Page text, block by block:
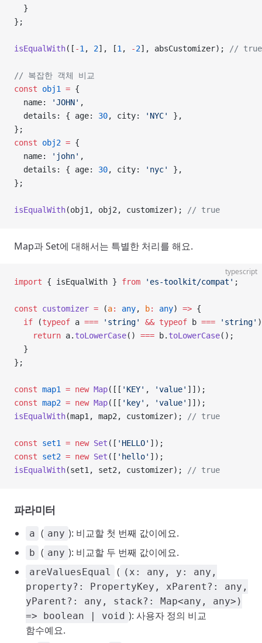
  }
};
isEqualWith([ -1 , 2], [1 , -2], absCustomizer); // true
// 복잡한 객체 비교
const obj1 = {
  name:
'JOHN' ,
  details: { age:
30, city: 'NYC'
},
};
const obj2 = {
  name:
'john' ,
  details: { age:
30, city: 'nyc'
},
};
isEqualWith(obj1, obj2, customizer); // true
Map과 Set에 대해서는 특별한 처리를 해요.
typescript
import { isEqualWith } from 'es-toolkit/compat' ;
const customizer = (a: any, b: any) => {
  if
(typeof a === 'string' && typeof b === 'string'
    return
a. toLowerCase() === b. toLowerCase();
  }
};
const map1 = new Map([[ 'KEY' , 'value' ]]);
const map2 = new Map([[ 'key' , 'value' ]]);
isEqualWith(map1, map2, customizer); // true
const set1 = new Set ([ 'HELLO' ]);
const set2 = new Set ([ 'hello' ]);
isEqualWith(set1, set2, customizer); // true
파라미터
a ( any ): 비교할 첫 번째 값이에요.
b ( any ): 비교할 두 번째 값이에요.
areValuesEqual ( (x: any, y: any,
property?: PropertyKey, xParent?: any,
yParent?: any, stack?: Map<any, any>)
=> boolean | void ): 사용자 정의 비교
함수예요.